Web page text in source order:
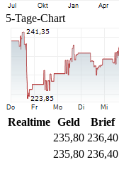
5-Tage-Chart
Realtime Geld Brief
235,80 236,40
235,80 236,40